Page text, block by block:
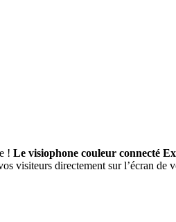
! Le visiophone couleur connecté
visiteurs directement sur l’écran de